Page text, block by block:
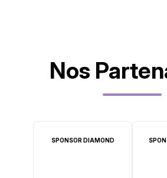
Nos
SPONSOR DIAMOND